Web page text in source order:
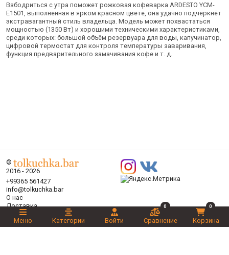
Взбодриться с утра поможет рожковая кофеварка ARDESTO YCM-
E1501, выполненная в ярком красном цвете, она удачно подчеркнёт
экстравагантный стиль владельца. Модель может похвастаться
мощностью (1350 Вт) и хорошими техническими характеристиками,
среди которых: большой объём резервуара для воды, капучинатор,
цифровой термостат для контроля температуры заваривания,
функция предварительного замачивания кофе и т. д.
©
2016 - 2026
+99365 561427
info@tolkuchka.bar
О нас
Доставка
Статьи
Бренды
Меню Категории Войти
0
Сравнение
0
Корзина